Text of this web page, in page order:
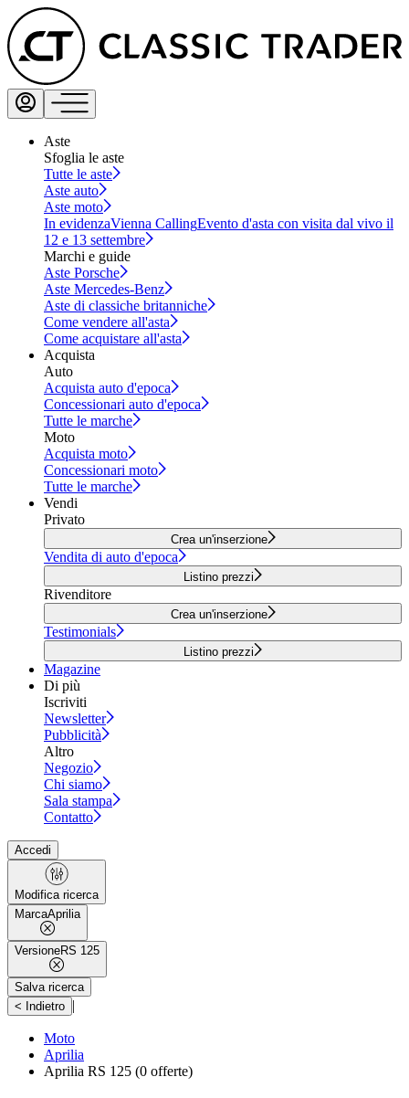
Aste
Sfoglia le aste
Tutte le aste
Aste auto
Aste moto
In evidenzaVienna CallingEvento d'asta con visita dal vivo il
12 e 13 settembre
Marchi e guide
Aste Porsche
Aste Mercedes-Benz
Aste di classiche britanniche
Come vendere all'asta
Come acquistare all'asta
Acquista
Auto
Acquista auto d'epoca
Concessionari auto d'epoca
Tutte le marche
Moto
Acquista moto
Concessionari moto
Tutte le marche
Vendi
Privato
Crea un'inserzione
Vendita di auto d'epoca
Listino prezzi
Rivenditore
Crea un'inserzione
Testimonials
Listino prezzi
Magazine
Di più
Iscriviti
Newsletter
Pubblicità
Altro
Negozio
Chi siamo
Sala stampa
Contatto
Accedi
Modifica ricerca
MarcaAprilia
VersioneRS 125
Salva ricerca
< Indietro |
Moto
Aprilia
Aprilia RS 125 (0 offerte)